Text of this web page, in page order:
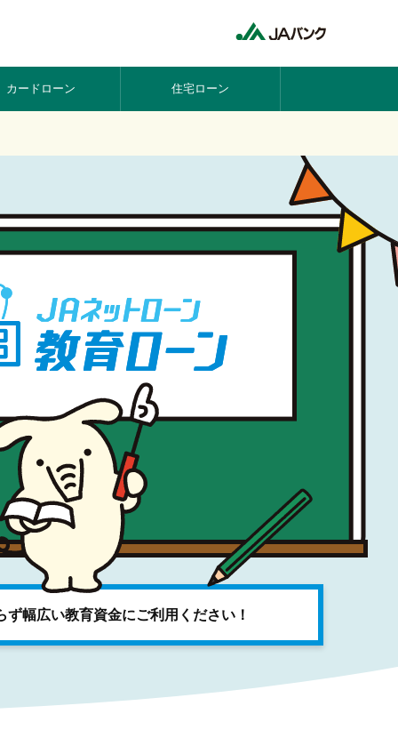
カードローン 住宅ローン
幅広い教育資金にご利用ください！